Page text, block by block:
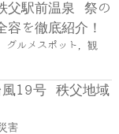
父駅前温泉 祭の
容を徹底紹介！
グルメスポット , 観
風19号 秩父地域
害